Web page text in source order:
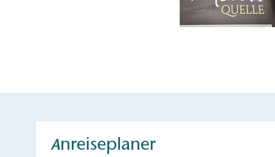
Anreiseplaner